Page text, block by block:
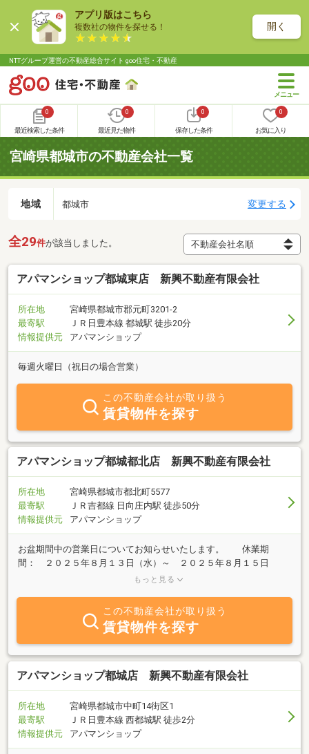
アプリ版はこちら
複数社の物件を探せる！ 開く
NTTグループ運営の不動産総合サイト goo住宅・不動産
0
最近検索した条件
0
最近見た物件
0
保存した条件
0
お気に入り
宮崎県都城市の不動産会社一覧
地域 都城市 変更する
全29件が該当しました。
アパマンショップ都城東店 新興不動産有限会社
所在地
宮崎県都城市郡元町3201-2
最寄駅
ＪＲ日豊本線 都城駅 徒歩20分
情報提供元
アパマンショップ
毎週火曜日（祝日の場合営業）
この不動産会社が取り扱う
賃貸物件を探す
アパマンショップ都城都北店 新興不動産有限会社
所在地
宮崎県都城市都北町5577
最寄駅
ＪＲ吉都線 日向庄内駅 徒歩50分
情報提供元
アパマンショップ
お盆期間中の営業日についてお知らせいたします。 休業期
間： ２０２５年８月１３日（水）～ ２０２５年８月１５日
（金） ※８月１２日（火）と１６（土）は通常営業いたしま
もっと見る
この不動産会社が取り扱う
賃貸物件を探す
アパマンショップ都城店 新興不動産有限会社
所在地
宮崎県都城市中町14街区1
最寄駅
ＪＲ日豊本線 西都城駅 徒歩2分
情報提供元
アパマンショップ